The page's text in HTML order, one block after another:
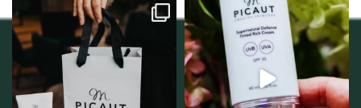
Vellnez – din
samlingsplats för
personlig handel i
Njut av solens härliga
strålar men skydda dig...
12 1